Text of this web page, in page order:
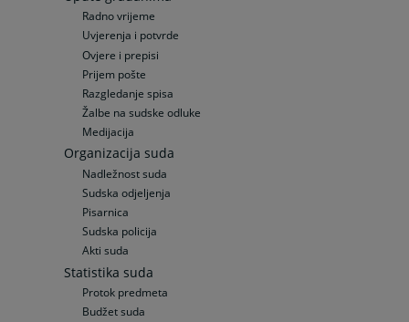
Radno vrijeme
Uvjerenja i potvrde
Ovjere i prepisi
Prijem pošte
Razgledanje spisa
Žalbe na sudske odluke
Medijacija
Organizacija suda
Nadležnost suda
Sudska odjeljenja
Pisarnica
Sudska policija
Akti suda
Statistika suda
Protok predmeta
Budžet suda